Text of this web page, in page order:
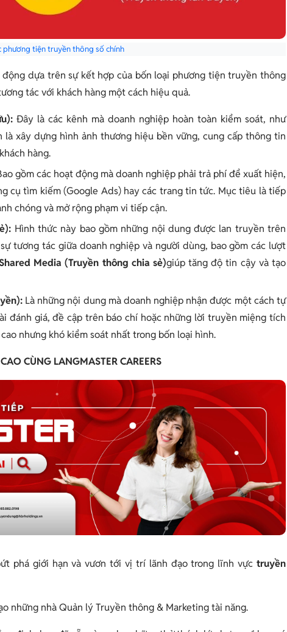
phương tiện truyền thông số chính
dựa trên sự kết hợp của bốn loại phương tiện truyền thông
tác với khách hàng một cách hiệu quả.
Đây là các kênh mà doanh nghiệp hoàn toàn kiểm soát, như
là xây dựng hình ảnh thương hiệu bền vững, cung cấp thông tin
hàng.
gồm các hoạt động mà doanh nghiệp phải trả phí để xuất hiện,
cụ tìm kiếm (Google Ads) hay các trang tin tức. Mục tiêu là tiếp
chóng và mở rộng phạm vi tiếp cận.
Hình thức này bao gồm những nội dung được lan truyền trên
tương tác giữa doanh nghiệp và người dùng, bao gồm các lượt
Media (Truyền thông chia sẻ)giúp tăng độ tin cậy và tạo
Là những nội dung mà doanh nghiệp nhận được một cách tự
đánh giá, đề cập trên báo chí hoặc những lời truyền miệng tích
nhưng khó kiểm soát nhất trong bốn loại hình.
CÙNG LANGMASTER CAREERS
phá giới hạn và vươn tới vị trí lãnh đạo trong lĩnh vực truyền
những nhà Quản lý Truyền thông & Marketing tài năng.